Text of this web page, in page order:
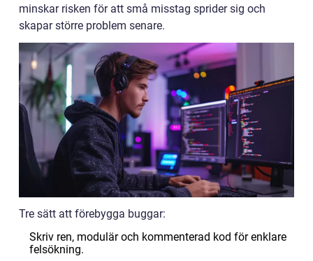
minskar risken för att små misstag sprider sig och
skapar större problem senare.
Tre sätt att förebygga buggar:
Skriv ren, modulär och kommenterad kod för enklare
felsökning.